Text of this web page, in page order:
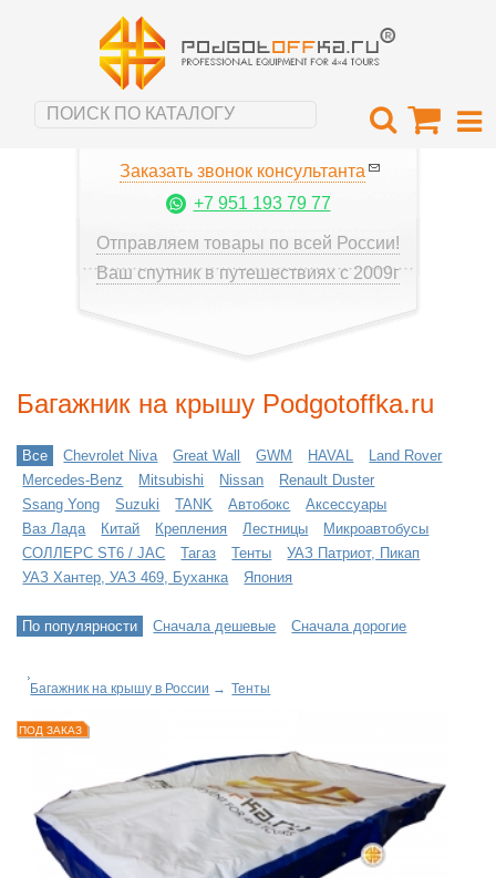
Заказать звонок консультанта
+7 951 193 79 77
Отправляем товары по всей России!
Ваш спутник в путешествиях с 2009г
Багажник на крышу Podgotoffka.ru
Все Chevrolet Niva Great Wall GWM HAVAL
Land Rover
Mercedes-Benz
Mitsubishi Nissan
Renault Duster
Ssang Yong
Suzuki TANK Автобокс
Аксессуары
Ваз Лада
Китай Крепления Лестницы
Микроавтобусы
СОЛЛЕРС ST6 / JAC
Тагаз Тенты
УАЗ Патриот, Пикап
УАЗ Хантер, УАЗ 469, Буханка
Япония
По популярности Сначала дешевые Сначала дорогие
Багажник на крышу в России → Тенты
ПОД ЗАКАЗ